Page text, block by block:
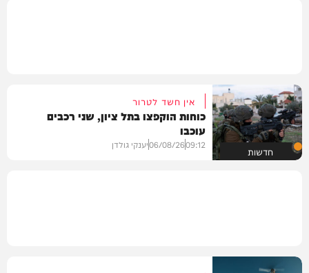
חדשות
אין חשד לטרור
כוחות הוקפצו בתל ציון, שני רכבים
עוכבו
09:12
06/08/26יענקי גולדן